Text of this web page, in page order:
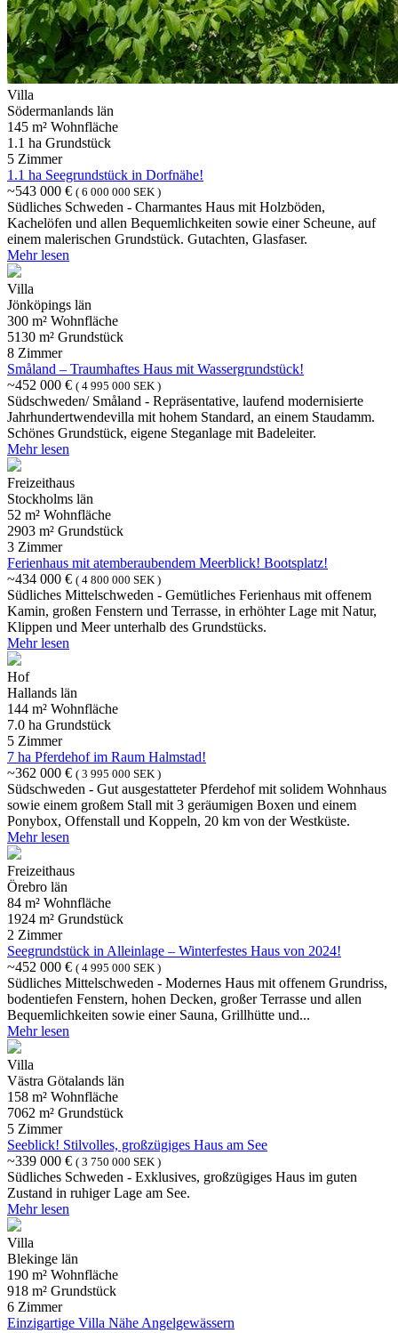
Villa
Södermanlands län
145 m² Wohnfläche
1.1 ha Grundstück
5 Zimmer
1.1 ha Seegrundstück in Dorfnähe!
~543 000 € ( 6 000 000 SEK )
Südliches Schweden - Charmantes Haus mit Holzböden,
Kachelöfen und allen Bequemlichkeiten sowie einer Scheune, auf
einem malerischen Grundstück. Gutachten, Glasfaser.
Mehr lesen
Villa
Jönköpings län
300 m² Wohnfläche
5130 m² Grundstück
8 Zimmer
Småland – Traumhaftes Haus mit Wassergrundstück!
~452 000 € ( 4 995 000 SEK )
Südschweden/ Småland - Repräsentative, laufend modernisierte
Jahrhundertwendevilla mit hohem Standard, an einem Staudamm.
Schönes Grundstück, eigene Steganlage mit Badeleiter.
Mehr lesen
Freizeithaus
Stockholms län
52 m² Wohnfläche
2903 m² Grundstück
3 Zimmer
Ferienhaus mit atemberaubendem Meerblick! Bootsplatz!
~434 000 € ( 4 800 000 SEK )
Südliches Mittelschweden - Gemütliches Ferienhaus mit offenem
Kamin, großen Fenstern und Terrasse, in erhöhter Lage mit Natur,
Klippen und Meer unterhalb des Grundstücks.
Mehr lesen
Hof
Hallands län
144 m² Wohnfläche
7.0 ha Grundstück
5 Zimmer
7 ha Pferdehof im Raum Halmstad!
~362 000 € ( 3 995 000 SEK )
Südschweden - Gut ausgestatteter Pferdehof mit solidem Wohnhaus
sowie einem großem Stall mit 3 geräumigen Boxen und einem
Ponybox, Offenstall und Koppeln, 20 km von der Westküste.
Mehr lesen
Freizeithaus
Örebro län
84 m² Wohnfläche
1924 m² Grundstück
2 Zimmer
Seegrundstück in Alleinlage – Winterfestes Haus von 2024!
~452 000 € ( 4 995 000 SEK )
Südliches Mittelschweden - Modernes Haus mit offenem Grundriss,
bodentiefen Fenstern, hohen Decken, großer Terrasse und allen
Bequemlichkeiten sowie einer Sauna, Grillhütte und...
Mehr lesen
Villa
Västra Götalands län
158 m² Wohnfläche
7062 m² Grundstück
5 Zimmer
Seeblick! Stilvolles, großzügiges Haus am See
~339 000 € ( 3 750 000 SEK )
Südliches Schweden - Exklusives, großzügiges Haus im guten
Zustand in ruhiger Lage am See.
Mehr lesen
Villa
Blekinge län
190 m² Wohnfläche
918 m² Grundstück
6 Zimmer
Einzigartige Villa Nähe Angelgewässern